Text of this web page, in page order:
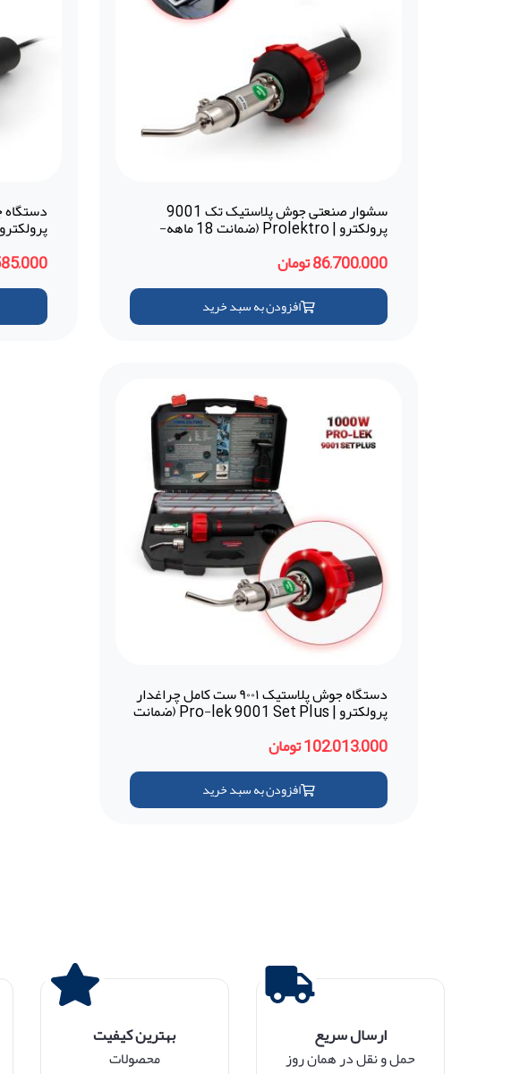
سشوار صنعتی جوش پلاستیک تک 9001
پرولکترو | Prolektro (ضمانت 18 ماهه-
ترکیه)
86,700,000 تومان
افزودن به سبد خرید
18 ماهه-ترکیه)
دستگاه جوش پلاستیک ۹۰۰۱ ست کامل چراغدار
پرولکترو | Pro-lek 9001 Set Plus (ضمانت
18 ماهه - ترکیه)
102,013,000 تومان
افزودن به سبد خرید
ارسال سریع
حمل و نقل در همان روز
بهترین کیفیت
محصولات